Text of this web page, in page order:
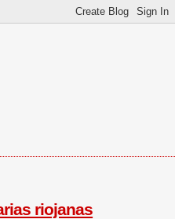
riojanas